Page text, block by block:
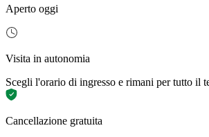
Aperto oggi
Visita in autonomia
Scegli l'orario di ingresso e rimani per tutto il
Cancellazione gratuita